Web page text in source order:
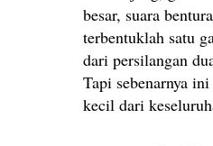
besar, suara
terbentuklah satu
dari persilangan
Tapi sebenarnya
kecil dari